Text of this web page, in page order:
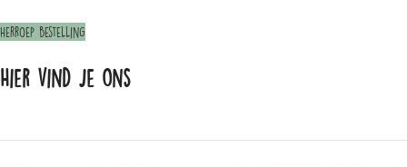
Herroep bestelling
Hier vind je ons